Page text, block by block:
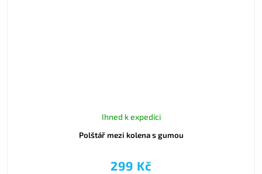
Polštář mezi kolena s gumou
Ihned k expedici
299 Kč